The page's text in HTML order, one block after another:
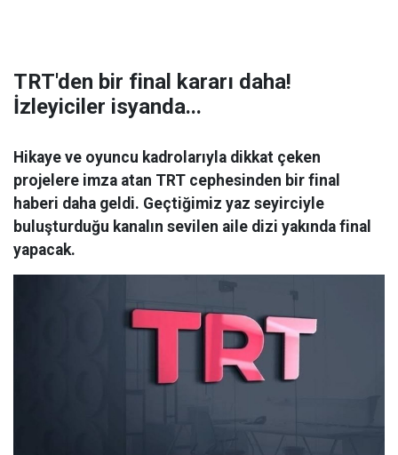
TRT'den bir final kararı daha!
İzleyiciler isyanda...
Hikaye ve oyuncu kadrolarıyla dikkat çeken
projelere imza atan TRT cephesinden bir final
haberi daha geldi. Geçtiğimiz yaz seyirciyle
buluşturduğu kanalın sevilen aile dizi yakında final
yapacak.